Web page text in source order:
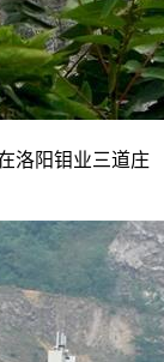
洛阳钼业三道庄